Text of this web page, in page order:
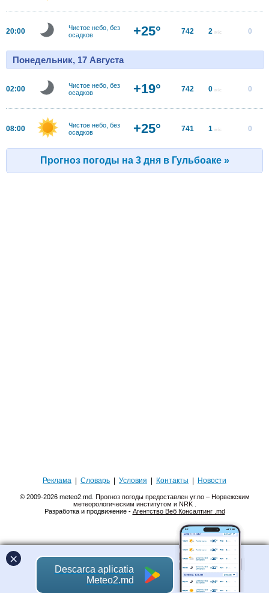
20:00
Чистое небо, без
осадков
+25° 742 2 м/с 0
Понедельник, 17 Августа
02:00
Чистое небо, без
осадков
+19° 742 0 м/с 0
08:00
Чистое небо, без
осадков
+25° 741 1 м/с 0
Прогноз погоды на 3 дня в Гульбоаке »
Реклама Словарь Условия Контакты Новости
© 2009-2026 meteo2.md. Прогноз погоды предоставлен yr.no – Норвежским
метеорологическим институтом и NRK
Разработка и продвижение - Агентство Веб Консалтинг .md
×
Descarca aplicatia
Meteo2.md